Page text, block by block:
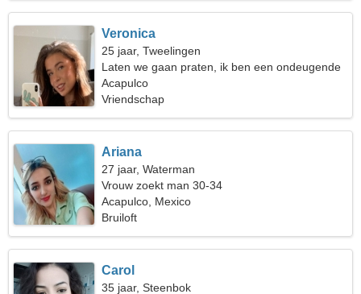
Veronica
25 jaar, Tweelingen
Laten we gaan praten, ik ben een ondeugende
vrouw
Acapulco
Vriendschap
Ariana
27 jaar, Waterman
Vrouw zoekt man 30-34
Acapulco, Mexico
Bruiloft
Carol
35 jaar, Steenbok